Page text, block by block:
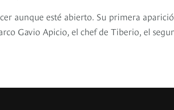
aunque esté abierto. Su primera
Gavio Apicio, el chef de Tiberio, el